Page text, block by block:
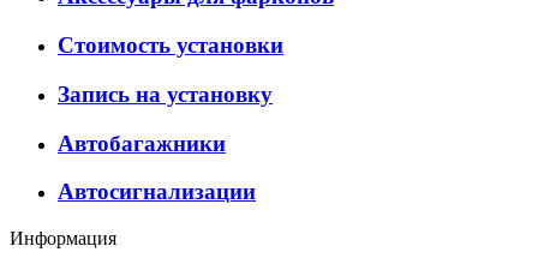
Стоимость установки
Запись на установку
Автобагажники
Автосигнализации
Информация